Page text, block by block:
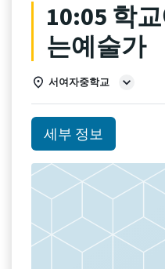
10:05 학
는예술가
서여자중학교
세부 정보